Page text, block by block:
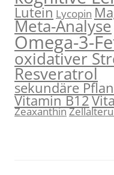
Lutein Lycopin
Meta-Analyse
Omega-3-
oxidativer
Resveratrol
sekundäre
Vitamin B12
Zeaxanthin